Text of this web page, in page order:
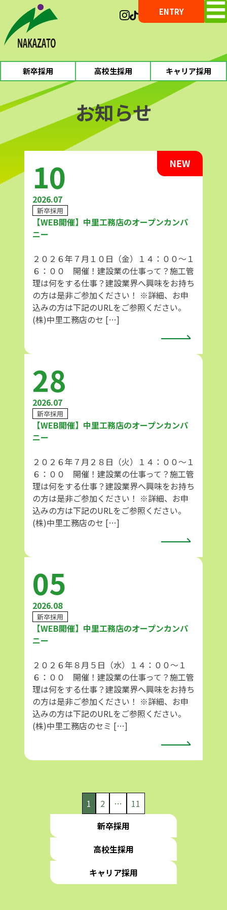
content
ENTRY ☰
新卒採用 高校生採用 キャリア採用
お知らせ
10
2026.07
新卒採用
【WEB開催】中里工務店のオープンカンパ
ニー
２０２６年７月１０日（金）１４：００～１
６：００ 開催！建設業の仕事って？施工管
理は何をする仕事？建設業界へ興味をお持ち
の方は是非ご参加ください！ ※詳細、お申
込みの方は下記のURLをご参照ください。
(株)中里工務店のセ […]
28
2026.07
新卒採用
【WEB開催】中里工務店のオープンカンパ
ニー
２０２６年７月２８日（火）１４：００～１
６：００ 開催！建設業の仕事って？施工管
理は何をする仕事？建設業界へ興味をお持ち
の方は是非ご参加ください！ ※詳細、お申
込みの方は下記のURLをご参照ください。
(株)中里工務店のセ […]
05
2026.08
新卒採用
【WEB開催】中里工務店のオープンカンパ
ニー
２０２６年８月５日（水）１４：００～１
６：００ 開催！建設業の仕事って？施工管
理は何をする仕事？建設業界へ興味をお持ち
の方は是非ご参加ください！ ※詳細、お申
込みの方は下記のURLをご参照ください。
(株)中里工務店のセミ […]
1 2 …
11
新卒採用
高校生採用
キャリア採用